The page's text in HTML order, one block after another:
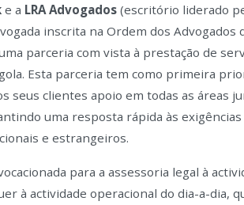
e a LRAAdvogados(escritório liderado
inscrita na Ordem dos Advogados
parceria com vista à prestação de
Esta parceria tem como primeira
seus clientes apoio em todas as áreas
uma resposta rápida às exigências
e estrangeiros.
para a assessoria legal à
à actividade operacional do dia-a-dia,